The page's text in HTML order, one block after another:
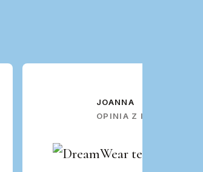
JOANNA
OPINIA Z INSTAGRAMA